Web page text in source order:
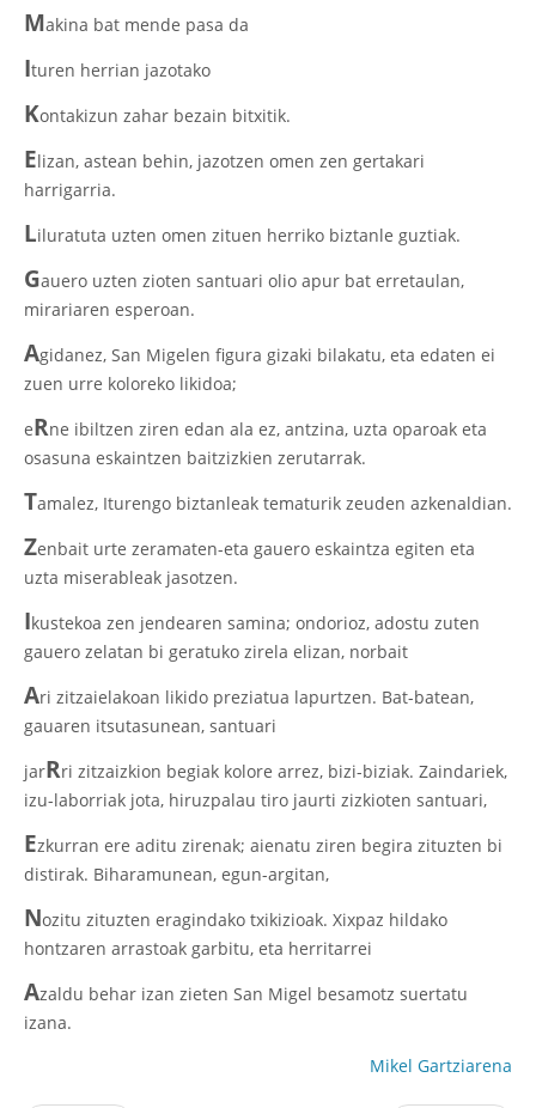
Makina bat mende pasa da
Ituren herrian jazotako
Kontakizun zahar bezain bitxitik.
Elizan, astean behin, jazotzen omen zen gertakari
harrigarria.
Liluratuta uzten omen zituen herriko biztanle guztiak.
Gauero uzten zioten santuari olio apur bat erretaulan,
mirariaren esperoan.
Agidanez, San Migelen figura gizaki bilakatu, eta edaten ei
zuen urre koloreko likidoa;
eRne ibiltzen ziren edan ala ez, antzina, uzta oparoak eta
osasuna eskaintzen baitzizkien zerutarrak.
Tamalez, Iturengo biztanleak tematurik zeuden azkenaldian.
Zenbait urte zeramaten-eta gauero eskaintza egiten eta
uzta miserableak jasotzen.
Ikustekoa zen jendearen samina; ondorioz, adostu zuten
gauero zelatan bi geratuko zirela elizan, norbait
Ari zitzaielakoan likido preziatua lapurtzen. Bat-batean,
gauaren itsutasunean, santuari
jarRri zitzaizkion begiak kolore arrez, bizi-biziak. Zaindariek,
izu-laborriak jota, hiruzpalau tiro jaurti zizkioten santuari,
Ezkurran ere aditu zirenak; aienatu ziren begira zituzten bi
distirak. Biharamunean, egun-argitan,
Nozitu zituzten eragindako txikizioak. Xixpaz hildako
hontzaren arrastoak garbitu, eta herritarrei
Azaldu behar izan zieten San Migel besamotz suertatu
izana.
Mikel Gartziarena